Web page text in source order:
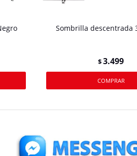
Sombrilla descentrada
$3.499